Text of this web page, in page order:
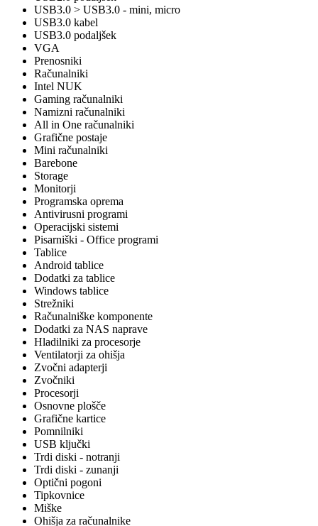
USB3.0 > USB3.0 - mini, micro
USB3.0 kabel
USB3.0 podaljšek
VGA
Prenosniki
Računalniki
Intel NUK
Gaming računalniki
Namizni računalniki
All in One računalniki
Grafične postaje
Mini računalniki
Barebone
Storage
Monitorji
Programska oprema
Antivirusni programi
Operacijski sistemi
Pisarniški - Office programi
Tablice
Android tablice
Dodatki za tablice
Windows tablice
Strežniki
Računalniške komponente
Dodatki za NAS naprave
Hladilniki za procesorje
Ventilatorji za ohišja
Zvočni adapterji
Zvočniki
Procesorji
Osnovne plošče
Grafične kartice
Pomnilniki
USB ključki
Trdi diski - notranji
Trdi diski - zunanji
Optični pogoni
Tipkovnice
Miške
Ohišja za računalnike